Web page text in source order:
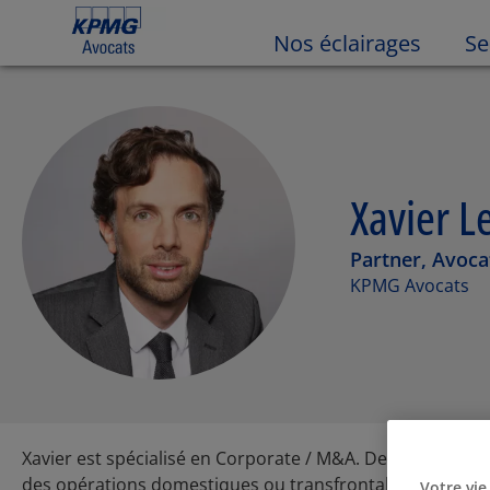
Nos éclairages
Xavier
Partner,
KPMG Avocats
Xavier est spécialisé en Corporate / M&A. Depuis
des opérations domestiques ou transfrontalières.